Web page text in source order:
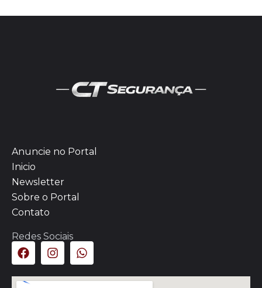
Anuncie no Portal
Inicio
Newsletter
Sobre o Portal
Contato
Redes Sociais